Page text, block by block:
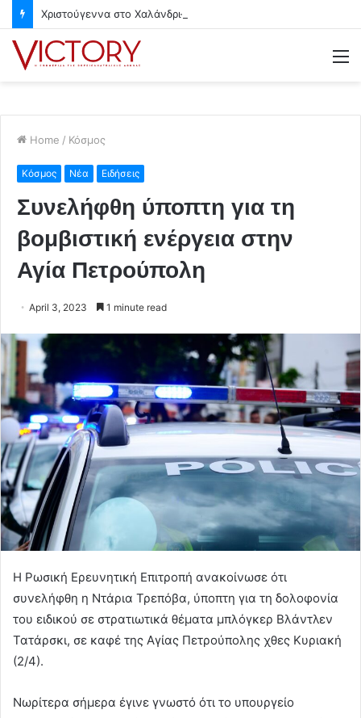
Home / Κόσμος
Κόσμος Νέα Ειδήσεις
Συνελήφθη ύποπτη για τη
βομβιστική ενέργεια στην
Αγία Πετρούπολη
April 3, 2023 1 minute read
Η Ρωσική Ερευνητική Επιτροπή ανακοίνωσε ότι
συνελήφθη η Ντάρια Τρεπόβα, ύποπτη για τη δολοφονία
του ειδικού σε στρατιωτικά θέματα μπλόγκερ Βλάντλεν
Τατάρσκι, σε καφέ της Αγίας Πετρούπολης χθες Κυριακή
(2/4).
Νωρίτερα σήμερα έγινε γνωστό ότι το υπουργείο